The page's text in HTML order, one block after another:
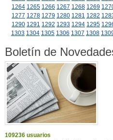
1264 1265 1266 1267 1268 1269
1277 1278 1279 1280 1281 1282
1290 1291 1292 1293 1294 1295
1303 1304 1305 1306 1307 1308
Boletín de
109236 usuarios